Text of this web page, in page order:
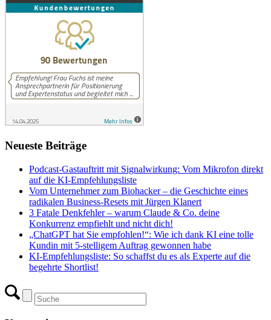
Neueste Beiträge
Podcast-Gastauftritt mit Signalwirkung: Vom Mikrofon direkt
auf die KI-Empfehlungsliste
Vom Unternehmer zum Biohacker – die Geschichte eines
radikalen Business-Resets mit Jürgen Klanert
3 Fatale Denkfehler – warum Claude & Co. deine
Konkurrenz empfiehlt und nicht dich!
„ChatGPT hat Sie empfohlen!“: Wie ich dank KI eine tolle
Kundin mit 5-stelligem Auftrag gewonnen habe
KI-Empfehlungsliste: So schaffst du es als Experte auf die
begehrte Shortlist!